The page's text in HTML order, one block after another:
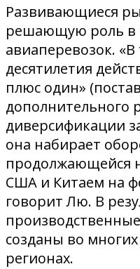
Развивающиеся
решающую роль в
авиаперевозок.
десятилетия
плюс один»
дополнительного
диверсификации
она набирает
продолжающейся
США и Китаем на
говорит Лю. В
созданы во
регионах.